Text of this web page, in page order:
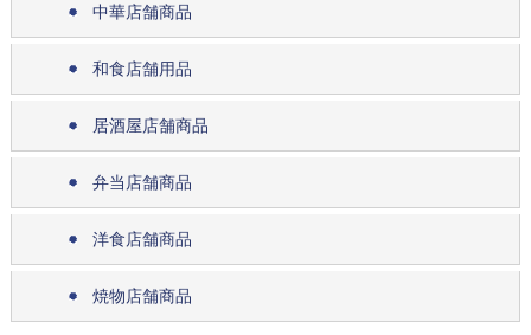
中華店舗商品
和食店舗用品
居酒屋店舗商品
弁当店舗商品
洋食店舗商品
焼物店舗商品